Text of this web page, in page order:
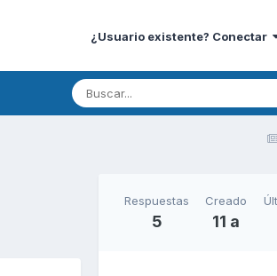
¿Usuario existente? Conectar
Respuestas
5
Creado
11 a